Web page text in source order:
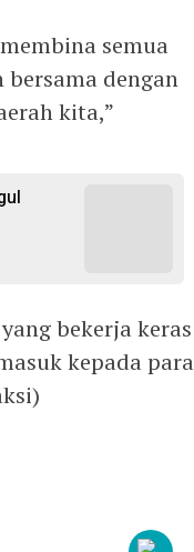
semua
dengan
kita,”
bekerja keras
kepada para